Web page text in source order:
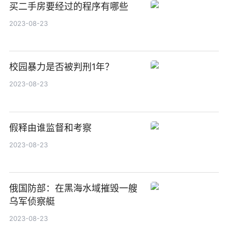
买二手房要经过的程序有哪些
2023-08-23
校园暴力是否被判刑1年？
2023-08-23
假释由谁监督和考察
2023-08-23
俄国防部：在黑海水域摧毁一艘
乌军侦察艇
2023-08-23